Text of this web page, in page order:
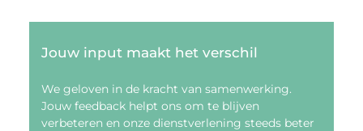
Jouw input maakt het verschil
We geloven in de kracht van samenwerking.
Jouw feedback helpt ons om te blijven
verbeteren en onze dienstverlening steeds beter